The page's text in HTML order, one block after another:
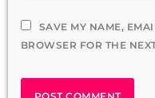
SAVE MY NAME,
BROWSER FOR THE